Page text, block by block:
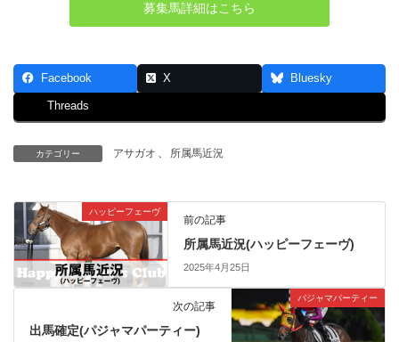
募集馬詳細はこちら
Facebook X Bluesky
Threads
カテゴリー アサガオ 所属馬近況
ハッピーフェーヴ
前の記事
所属馬近況(ハッピーフェーヴ)
2025年4月25日
パジャマパーティー
次の記事
出馬確定(パジャマパーティー)